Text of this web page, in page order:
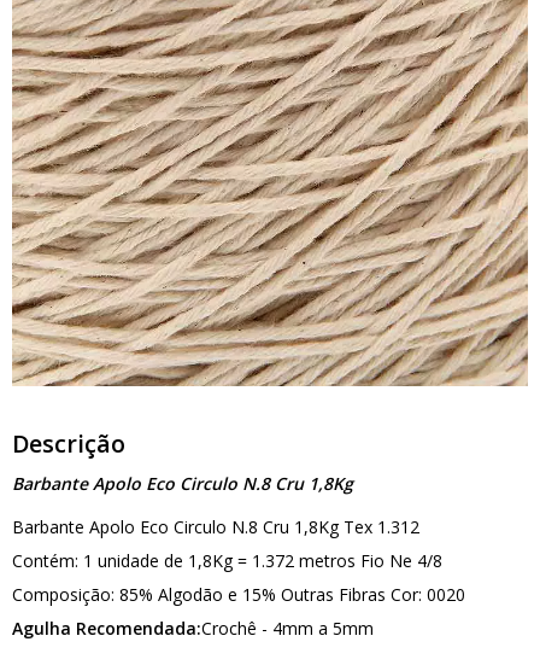
Descrição
Barbante Apolo Eco Circulo N.8 Cru 1,8Kg
Barbante Apolo Eco Circulo N.8 Cru 1,8Kg Tex 1.312
Contém: 1 unidade de 1,8Kg = 1.372 metros Fio Ne 4/8
Composição: 85% Algodão e 15% Outras Fibras Cor: 0020
Agulha Recomendada:Crochê - 4mm a 5mm